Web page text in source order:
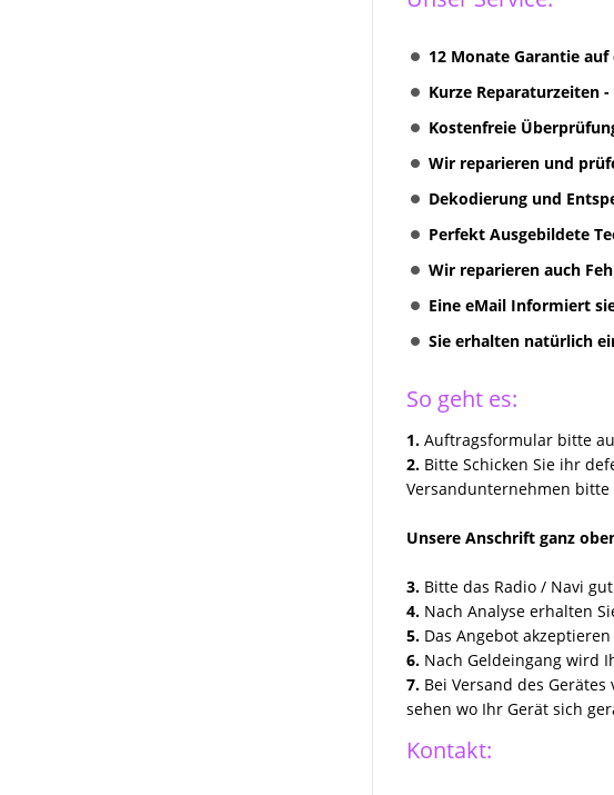
12 Monate Garantie
Kurze Reparaturzeiten
Kostenfreie
Wir reparieren und
Dekodierung und
Perfekt Ausgebildete
Wir reparieren auch
Eine eMail Informiert
Sie erhalten natürlich
So geht es:
1. Auftragsformular bitte
2. Bitte Schicken Sie ihr
Versandunternehmen bitte
Unsere Anschrift ganz
3. Bitte das Radio / Navi
4. Nach Analyse erhalten
5. Das Angebot
6. Nach Geldeingang wird
7. Bei Versand des
sehen wo Ihr Gerät sich
Kontakt: